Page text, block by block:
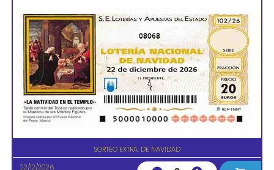
08068
SORTEO EXTRA. DE NAVIDAD
22/12/2026